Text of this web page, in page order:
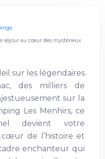
séjour au cœur des mystérieux
sur les légendaires
des milliers de
sur la
Les Menhirs, ce
devient votre
de l’histoire et
enchanteur qui